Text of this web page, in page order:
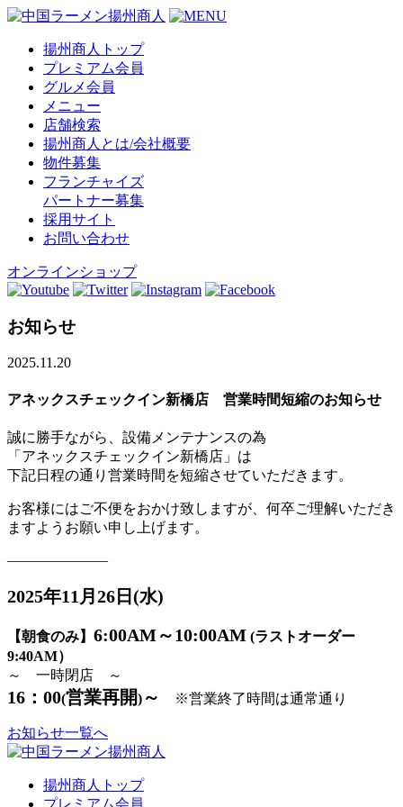
揚州商人トップ
プレミアム会員
グルメ会員
メニュー
店舗検索
揚州商人とは/会社概要
物件募集
フランチャイズ
パートナー募集
採用サイト
お問い合わせ
オンラインショップ
お知らせ
2025.11.20
アネックスチェックイン新橋店 営業時間短縮のお知らせ
誠に勝手ながら、設備メンテナンスの為
「アネックスチェックイン新橋店」は
下記日程の通り営業時間を短縮させていただきます。
お客様にはご不便をおかけ致しますが、何卒ご理解いただき
ますようお願い申し上げます。
―――――――
2025年11月26日(水)
【朝食のみ】 6:00AM～10:00AM (ラストオーダー
9:40AM）
～ 一時閉店 ～
16：00(営業再開) ～ ※営業終了時間は通常通り
お知らせ一覧へ
揚州商人トップ
プレミアム会員